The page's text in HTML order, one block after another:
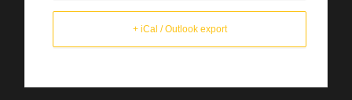
+ iCal / Outlook export